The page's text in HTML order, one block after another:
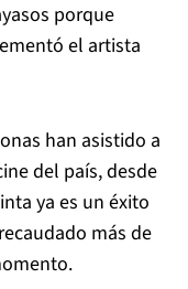
porque
el artista
han asistido a
del país, desde
ya es un éxito
más de